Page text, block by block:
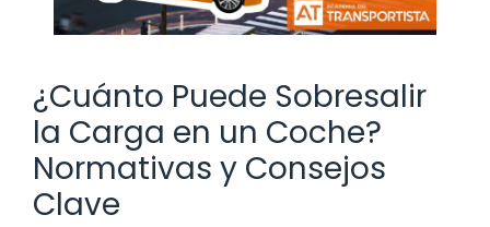
¿Cuánto Puede Sobresalir
la Carga en un Coche?
Normativas y Consejos
Clave